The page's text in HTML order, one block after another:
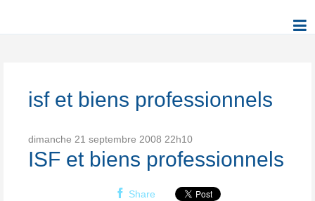
isf et biens professionnels
dimanche 21 septembre 2008 22h10
ISF et biens professionnels
Share